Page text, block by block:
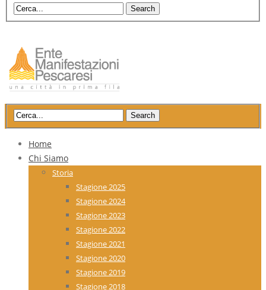
Home
Chi Siamo
Storia
Stagione 2025
Stagione 2024
Stagione 2023
Stagione 2022
Stagione 2021
Stagione 2020
Stagione 2019
Stagione 2018